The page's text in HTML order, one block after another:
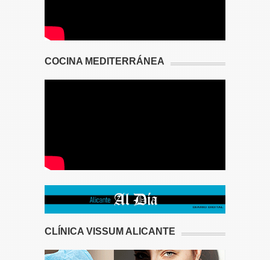
COCINA MEDITERRÁNEA
CLÍNICA VISSUM ALICANTE